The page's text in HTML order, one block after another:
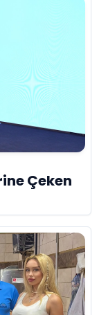
Çeken